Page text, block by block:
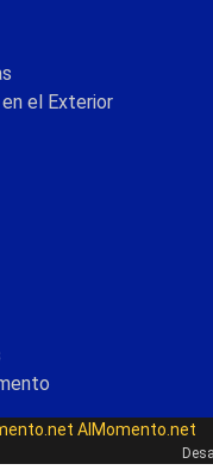
el Exterior
AlMomento.net